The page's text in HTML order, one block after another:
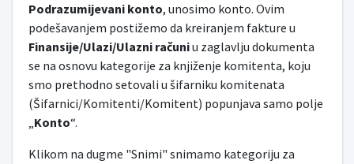
Podrazumijevani konto, unosimo konto. Ovim
podešavanjem postižemo da kreiranjem fakture u
Finansije/Ulazi/Ulazni računiu zaglavlju dokumenta
se na osnovu kategorije za knjiženje komitenta, koju
smo prethodno setovali u šifarniku komitenata
(Šifarnici/Komitenti/Komitent) popunjava samo polje
„Konto“.
Klikom na dugme "Snimi" snimamo kategoriju za